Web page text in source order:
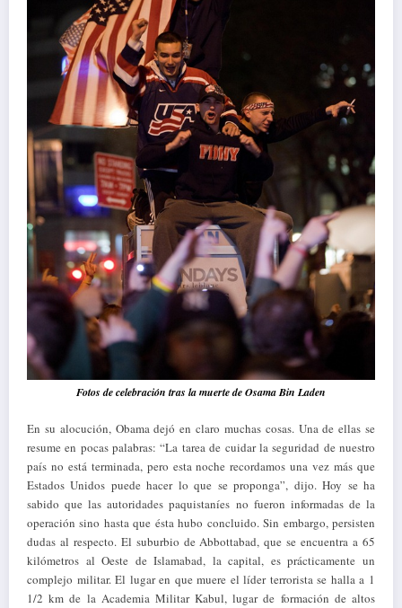
Fotos de celebración tras la muerte de Osama Bin Laden
En su alocución, Obama dejó en claro muchas cosas. Una de ellas se
resume en pocas palabras: “La tarea de cuidar la seguridad de nuestro
país no está terminada, pero esta noche recordamos una vez más que
Estados Unidos puede hacer lo que se proponga”, dijo. Hoy se ha
sabido que las autoridades paquistaníes no fueron informadas de la
operación sino hasta que ésta hubo concluido. Sin embargo, persisten
dudas al respecto. El suburbio de Abbottabad, que se encuentra a 65
kilómetros al Oeste de Islamabad, la capital, es prácticamente un
complejo militar. El lugar en que muere el líder terrorista se halla a 1
1/2 km de la Academia Militar Kabul, lugar de formación de altos